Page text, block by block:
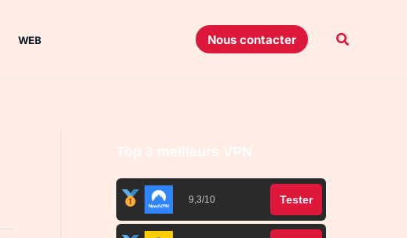
WEB Nous contacter
Top 3 meilleurs VPN
9,3/10 Tester